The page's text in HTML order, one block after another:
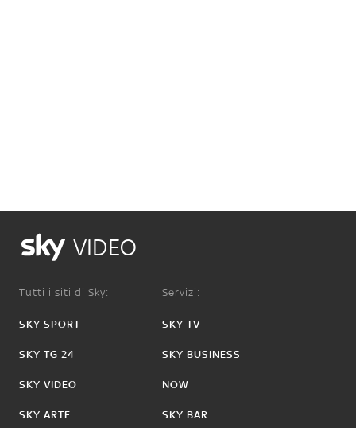
VIDEO
Tutti i siti di Sky:
SKY SPORT
SKY TG 24
SKY VIDEO
SKY ARTE
Servizi:
SKY TV
SKY BUSINESS
NOW
SKY BAR